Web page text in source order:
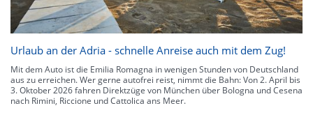
Urlaub an der Adria - schnelle Anreise auch mit dem Zug!
Mit dem Auto ist die Emilia Romagna in wenigen Stunden von Deutschland
aus zu erreichen. Wer gerne autofrei reist, nimmt die Bahn: Von 2. April bis
3. Oktober 2026 fahren Direktzüge von München über Bologna und Cesena
nach Rimini, Riccione und Cattolica ans Meer.